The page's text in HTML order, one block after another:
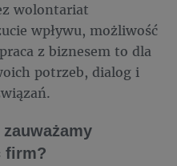
wolontariat
wpływu, możliwość
z biznesem to dla
potrzeb, dialog i
firm?